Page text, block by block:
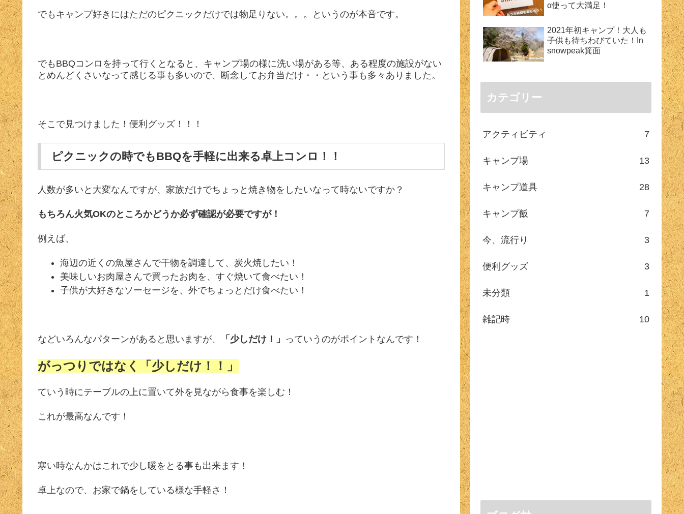
でもキャンプ好きにはただのピクニックだけでは物足りない。。。というのが本音です。
でもBBQコンロを持って行くとなると、キャンプ場の様に洗い場がある等、ある程度の施設がない
とめんどくさいなって感じる事も多いので、断念してお弁当だけ・・という事も多々ありました。
そこで見つけました！便利グッズ！！！
ピクニックの時でもBBQを手軽に出来る卓上コンロ！！
人数が多いと大変なんですが、家族だけでちょっと焼き物をしたいなって時ないですか？
もちろん火気OKのところかどうか必ず確認が必要ですが！
例えば、
海辺の近くの魚屋さんで干物を調達して、炭火焼したい！
美味しいお肉屋さんで買ったお肉を、すぐ焼いて食べたい！
子供が大好きなソーセージを、外でちょっとだけ食べたい！
などいろんなパターンがあると思いますが、 「少しだけ！」 っていうのがポイントなんです！
がっつりではなく「少しだけ！！」
ていう時にテーブルの上に置いて外を見ながら食事を楽しむ！
これが最高なんです！
寒い時なんかはこれで少し暖をとる事も出来ます！
卓上なので、お家で鍋をしている様な手軽さ！
α使って大満足！
2021年初キャンプ！大人も
子供も待ちわびていた！In
snowpeak箕面
カテゴリー
アクティビティ 7
キャンプ場 13
キャンプ道具 28
キャンプ飯 7
今、流行り 3
便利グッズ 3
未分類 1
雑記時 10